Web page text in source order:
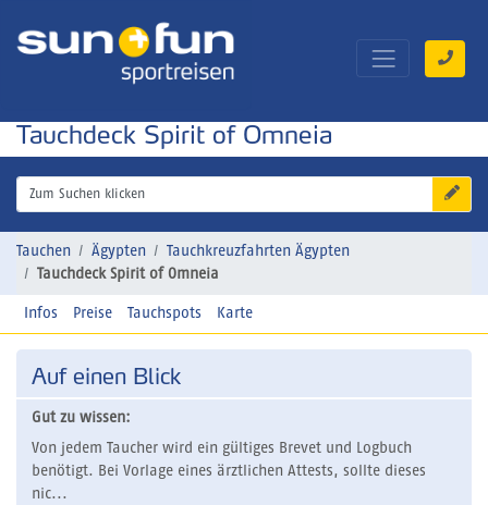
Tauchdeck Spirit of Omneia
Zum Suchen klicken
Tauchen Ägypten
Tauchkreuzfahrten Ägypten
Tauchdeck Spirit of Omneia
Infos Preise Tauchspots Karte
Auf einen Blick
Gut zu wissen:
Von jedem Taucher wird ein gültiges Brevet und Logbuch
benötigt. Bei Vorlage eines ärztlichen Attests, sollte dieses
nic...